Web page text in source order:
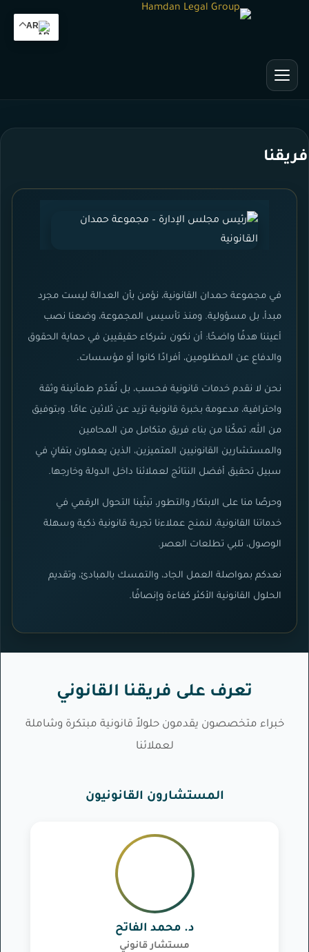
فريقنا
في مجموعة حمدان القانونية، نؤمن بأن العدالة ليست مجرد
مبدأ، بل مسؤولية. ومنذ تأسيس المجموعة، وضعنا نصب
أعيننا هدفًا واضحًا: أن نكون شركاء حقيقيين في حماية الحقوق
والدفاع عن المظلومين، أفرادًا كانوا أو مؤسسات.
نحن لا نقدم خدمات قانونية فحسب، بل نُقدّم طمأنينة وثقة
واحترافية، مدعومة بخبرة قانونية تزيد عن ثلاثين عامًا. وبتوفيق
من الله، تمكّنا من بناء فريق متكامل من المحامين
والمستشارين القانونيين المتميزين، الذين يعملون بتفانٍ في
سبيل تحقيق أفضل النتائج لعملائنا داخل الدولة وخارجها.
وحرصًا منا على الابتكار والتطور، تبنّينا التحول الرقمي في
خدماتنا القانونية، لنمنح عملاءنا تجربة قانونية ذكية وسهلة
الوصول، تلبي تطلعات العصر.
نعدكم بمواصلة العمل الجاد، والتمسك بالمبادئ، وتقديم
الحلول القانونية الأكثر كفاءة وإنصافًا.
تعرف على فريقنا القانوني
خبراء متخصصون يقدمون حلولاً قانونية مبتكرة وشاملة
لعملائنا
المستشارون القانونيون
د. محمد الفاتح
مستشار قانوني
AR